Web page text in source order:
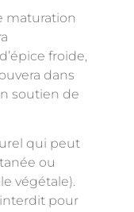
maturation
froide,
dans
soutien de
qui peut
ou
végétale).
pour